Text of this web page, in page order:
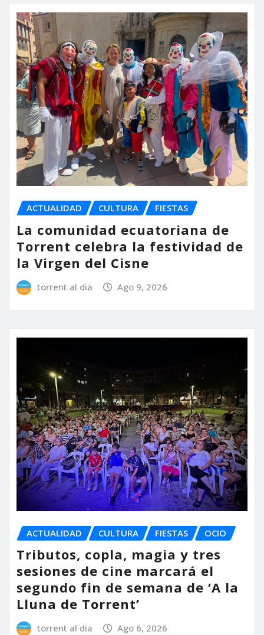
ACTUALIDAD CULTURA FIESTAS
La comunidad ecuatoriana de
Torrent celebra la festividad de
la Virgen del Cisne
torrent al dia Ago 9, 2026
ACTUALIDAD CULTURA FIESTAS OCIO
Tributos, copla, magia y tres
sesiones de cine marcará el
segundo fin de semana de ‘A la
Lluna de Torrent’
torrent al dia Ago 6, 2026